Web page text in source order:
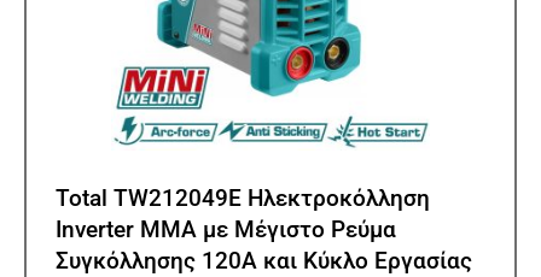
Total TW212049E Ηλεκτροκόλληση
Inverter MMA με Μέγιστο Ρεύμα
Συγκόλλησης 120A και Κύκλο Εργασίας